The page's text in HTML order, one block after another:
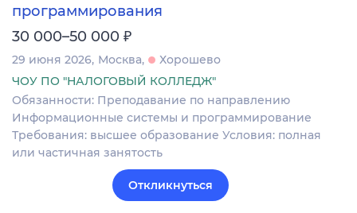
программирования
30 000–50 000 ₽
29 июня 2026 Москва
Хорошево
ЧОУ ПО "НАЛОГОВЫЙ КОЛЛЕДЖ"
Обязанности: Преподавание по направлению
Информационные системы и программирование
Требования: высшее образование Условия: полная
или частичная занятость
Откликнуться